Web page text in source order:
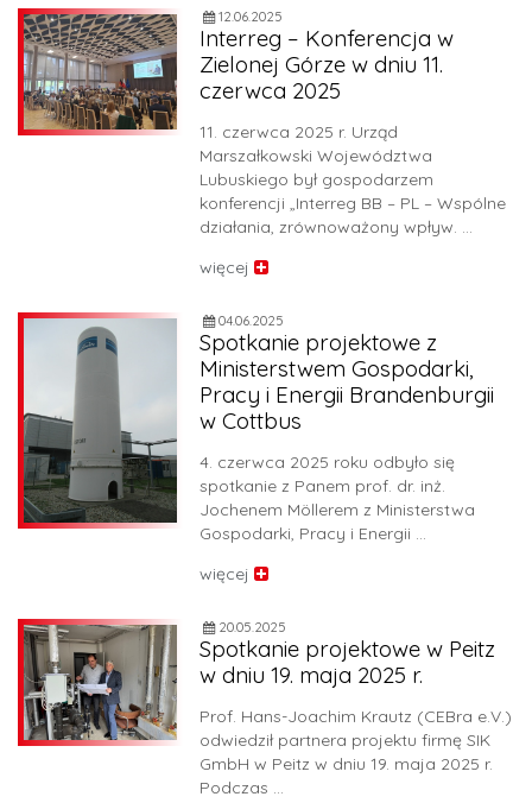
12.06.2025
Interreg – Konferencja w
Zielonej Górze w dniu 11.
czerwca 2025
11. czerwca 2025 r. Urząd
Marszałkowski Województwa
Lubuskiego był gospodarzem
konferencji „Interreg BB – PL – Wspólne
działania, zrównoważony wpływ. …
więcej
04.06.2025
Spotkanie projektowe z
Ministerstwem Gospodarki,
Pracy i Energii Brandenburgii
w Cottbus
4. czerwca 2025 roku odbyło się
spotkanie z Panem prof. dr. inż.
Jochenem Möllerem z Ministerstwa
Gospodarki, Pracy i Energii …
więcej
20.05.2025
Spotkanie projektowe w Peitz
w dniu 19. maja 2025 r.
Prof. Hans-Joachim Krautz (CEBra e.V.)
odwiedził partnera projektu firmę SIK
GmbH w Peitz w dniu 19. maja 2025 r.
Podczas …